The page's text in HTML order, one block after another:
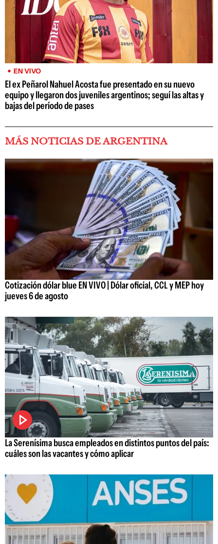
EN VIVO
El ex Peñarol Nahuel Acosta fue presentado en su nuevo
equipo y llegaron dos juveniles argentinos; seguí las altas y
bajas del período de pases
MÁS NOTICIAS DE ARGENTINA
Cotización dólar blue EN VIVO | Dólar oficial, CCL y MEP hoy
jueves 6 de agosto
La Serenísima busca empleados en distintos puntos del país:
cuáles son las vacantes y cómo aplicar